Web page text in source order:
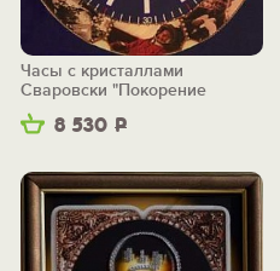
8 530 Р
Часы с кристаллами
Сваровски "Покорение
Космоса"